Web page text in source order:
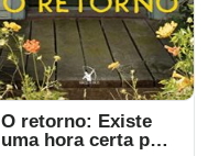
O retorno: Existe
uma hora certa para